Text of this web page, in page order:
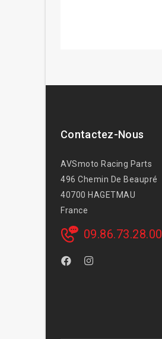
Contactez-Nous
AVSmoto Racing Parts
496 Chemin De Beaupré
40700 HAGETMAU
France
09.86.73.28.00